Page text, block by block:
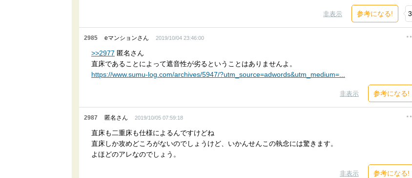
非表示 参考になる! 3
2985 eマンションさん 2019/10/04 23:46:00
>>2977 匿名さん
直床であることによって遮音性が劣るということはありませんよ。
https://www.sumu-log.com/archives/5947/?utm_source=adwords&utm_medium=...
非表示 参考になる!
2987 匿名さん 2019/10/05 07:59:18
直床も二重床も仕様によるんですけどね
直床しか攻めどころがないのでしょうけど、いかんせんこの執念には驚きます。
よほどのアレなのでしょう。
非表示 参考になる!